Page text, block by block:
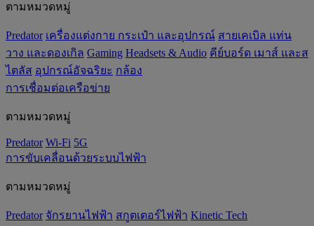
ตามหมวดหมู่
Predator เครื่องแต่งกาย กระเป๋า และอุปกรณ์ สายเคเบิล แท่น
วาง และดองเกิล Gaming ‌Headsets & Audio คีย์บอร์ด เมาส์ และส
ไตลัส อุปกรณ์อัจฉริยะ กล้อง
การเชื่อมต่อเครือข่าย
ตามหมวดหมู่
Predator Wi-Fi 5G
การขับเคลื่อนด้วยระบบไฟฟ้า
ตามหมวดหมู่
Predator จักรยานไฟฟ้า สกูตเตอร์ไฟฟ้า Kinetic Tech